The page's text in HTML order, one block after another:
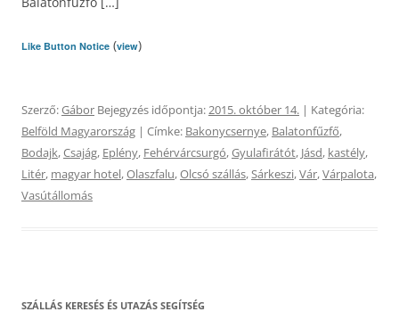
Like Button Notice (view)
Szerző:Gábor Bejegyzés időpontja:2015. október 14. | Kategória:
Belföld Magyarország | Címke: Bakonycsernye, Balatonfűzfő,
Bodajk,Csajág, Eplény, Fehérvárcsurgó,Gyulafirátót, Jásd, kastély,
Litér, magyar hotel,Olaszfalu,Olcsó szállás,Sárkeszi,Vár,Várpalota,
Vasútállomás
SZÁLLÁS KERESÉS ÉS UTAZÁS SEGÍTSÉG